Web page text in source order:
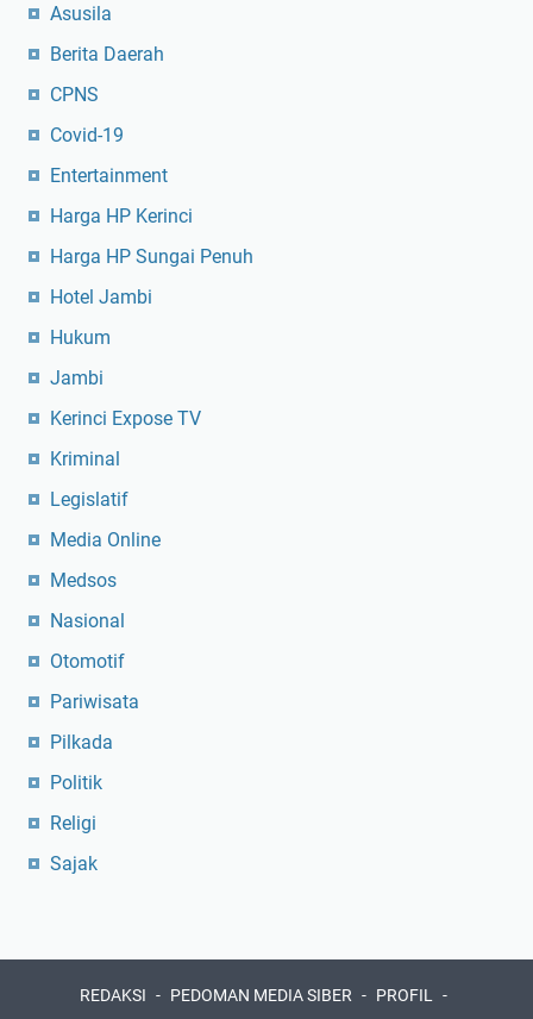
Asusila
Berita Daerah
CPNS
Covid-19
Entertainment
Harga HP Kerinci
Harga HP Sungai Penuh
Hotel Jambi
Hukum
Jambi
Kerinci Expose TV
Kriminal
Legislatif
Media Online
Medsos
Nasional
Otomotif
Pariwisata
Pilkada
Politik
Religi
Sajak
REDAKSI PEDOMAN MEDIA SIBER PROFIL